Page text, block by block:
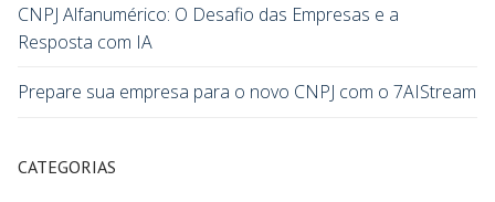
CNPJ Alfanumérico: O Desafio das Empresas e a
Resposta com IA
Prepare sua empresa para o novo CNPJ com o 7AIStream
CATEGORIAS